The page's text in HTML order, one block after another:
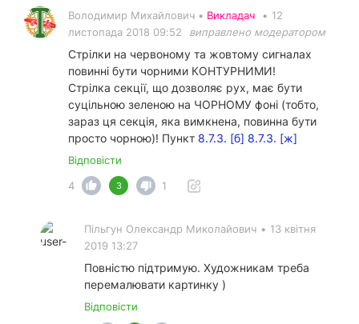
Володимир Михайлович • Викладач • 12
листопада 2018 09:52
виправлено модератором
Стрілки на червоному та жовтому сигналах
повинні бути чорними КОНТУРНИМИ!
Стрілка секції, що дозволяє рух, має бути
суцільною зеленою на ЧОРНОМУ фоні (тобто,
зараз ця секція, яка вимкнена, повинна бути
просто чорною)! Пункт 8.7.3. [б] 8.7.3. [ж]
Відповісти
4
3 1
Пільгун Олександр Миколайович • 13 квітня
2019 13:27
Повністю підтримую. Художникам треба
перемалювати картинку )
Відповісти